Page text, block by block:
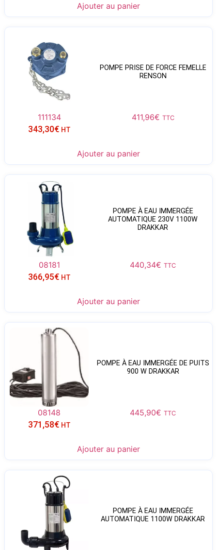
Ajouter au panier
POMPE PRISE DE FORCE FEMELLE
RENSON
111134 411,96€ TTC
343,30€ HT
Ajouter au panier
POMPE À EAU IMMERGÉE
AUTOMATIQUE 230V 1100W
DRAKKAR
08181 440,34€ TTC
366,95€ HT
Ajouter au panier
POMPE À EAU IMMERGÉE DE PUITS
900 W DRAKKAR
08148 445,90€ TTC
371,58€ HT
Ajouter au panier
POMPE À EAU IMMERGÉE
AUTOMATIQUE 1100W DRAKKAR